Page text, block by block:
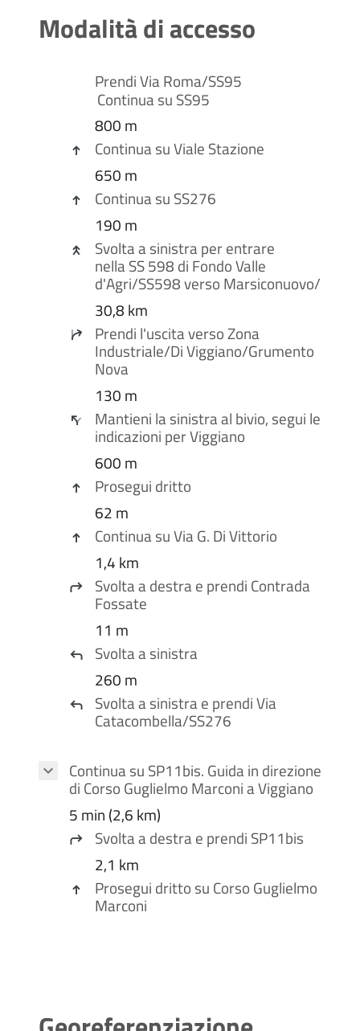
Modalità di accesso
PrendiVia Roma/SS95
Continua su SS95
800 m
Continua suViale Stazione
650 m
Continua su SS276
190 m
Svolta asinistraper entrare
nellaSS 598 di Fondo Valle
d'Agri/SS598verso Marsiconuovo/
30,8 km
Prendi l'uscita versoZona
Industriale/Di Viggiano/Grumento
Nova
130 m
Mantieni lasinistraal bivio, segui le
indicazioni perViggiano
600 m
Prosegui dritto
62 m
Continua suVia G. Di Vittorio
1,4 km
Svolta adestrae prendi Contrada
Fossate
11 m
Svolta asinistra
260 m
Svolta asinistrae prendiVia
Catacombella/SS276
Continua su SP11bis. Guida in direzione
di Corso Guglielmo MarconiaViggiano
5 min (2,6 km)
Svolta adestrae prendi SP11bis
2,1 km
Prosegui dritto su Corso Guglielmo
Marconi